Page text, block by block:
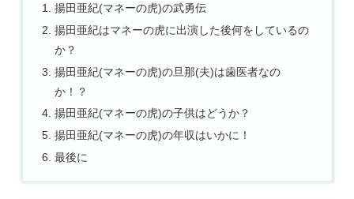
揚田亜紀(マネーの虎)の武勇伝
揚田亜紀はマネーの虎に出演した後何をしているの
か？
揚田亜紀(マネーの虎)の旦那(夫)は歯医者なの
か！？
揚田亜紀(マネーの虎)の子供はどうか？
揚田亜紀(マネーの虎)の年収はいかに！
最後に